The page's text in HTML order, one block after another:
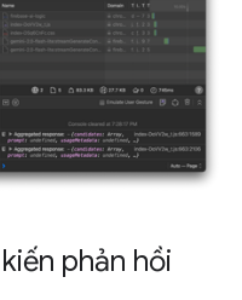
phản hồi